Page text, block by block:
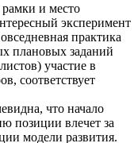
рамки и место
эксперимент
практика
плановых заданий
участие в
соответствует
что начало
позиции влечет за
модели развития.